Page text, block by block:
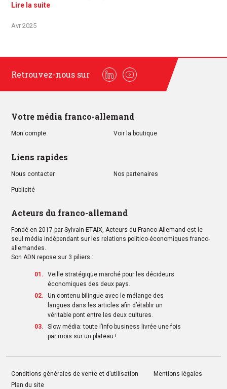
Lire la suite
Avr 2025
Retrouvez-nous sur
LinkedinYoutube
Votre média franco-allemand
Mon compte Voir la boutique
Liens rapides
Nous contacter Nos partenaires
Publicité
Acteurs du franco-allemand
Fondé en 2017 par Sylvain ETAIX, Acteurs du Franco-Allemand est le
seul média indépendant sur les relations politico-économiques franco-
allemandes.
Son ADN repose sur 3 piliers :
Veille stratégique marché pour les décideurs
économiques des deux pays.
Un contenu bilingue avec le mélange des
langues dans les articles afin d’établir un
véritable pont entre les deux cultures.
Slow média: toute l’info business livrée une fois
par mois sur un plateau !
Conditions générales de vente et d’utilisation
Mentions légales
Plan du site